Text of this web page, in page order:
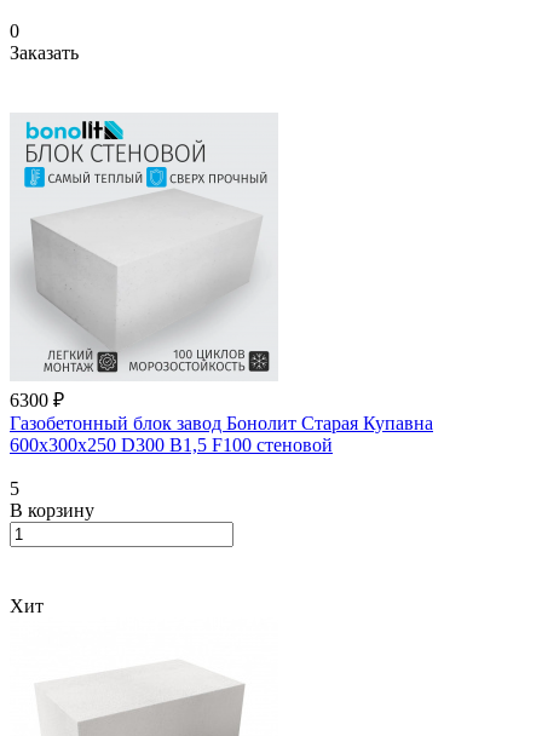
0
Заказать
6300 ₽
Газобетонный блок завод Бонолит Старая Купавна
600х300х250 D300 B1,5 F100 стеновой
5
В корзину
Хит